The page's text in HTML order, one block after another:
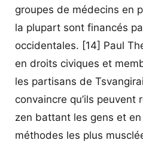
groupes de médecins en
la plupart sont financés
occidentales. [14] Paul
en droits civiques et
les partisans de
convaincre qu’ils peuvent
zen battant les gens et
méthodes les plus